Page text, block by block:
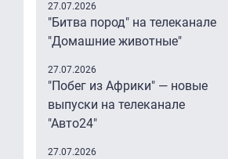
27.07.2026
"Битва пород" на телеканале
"Домашние животные"
27.07.2026
"Побег из Африки" — новые
выпуски на телеканале
"Авто24″
27.07.2026